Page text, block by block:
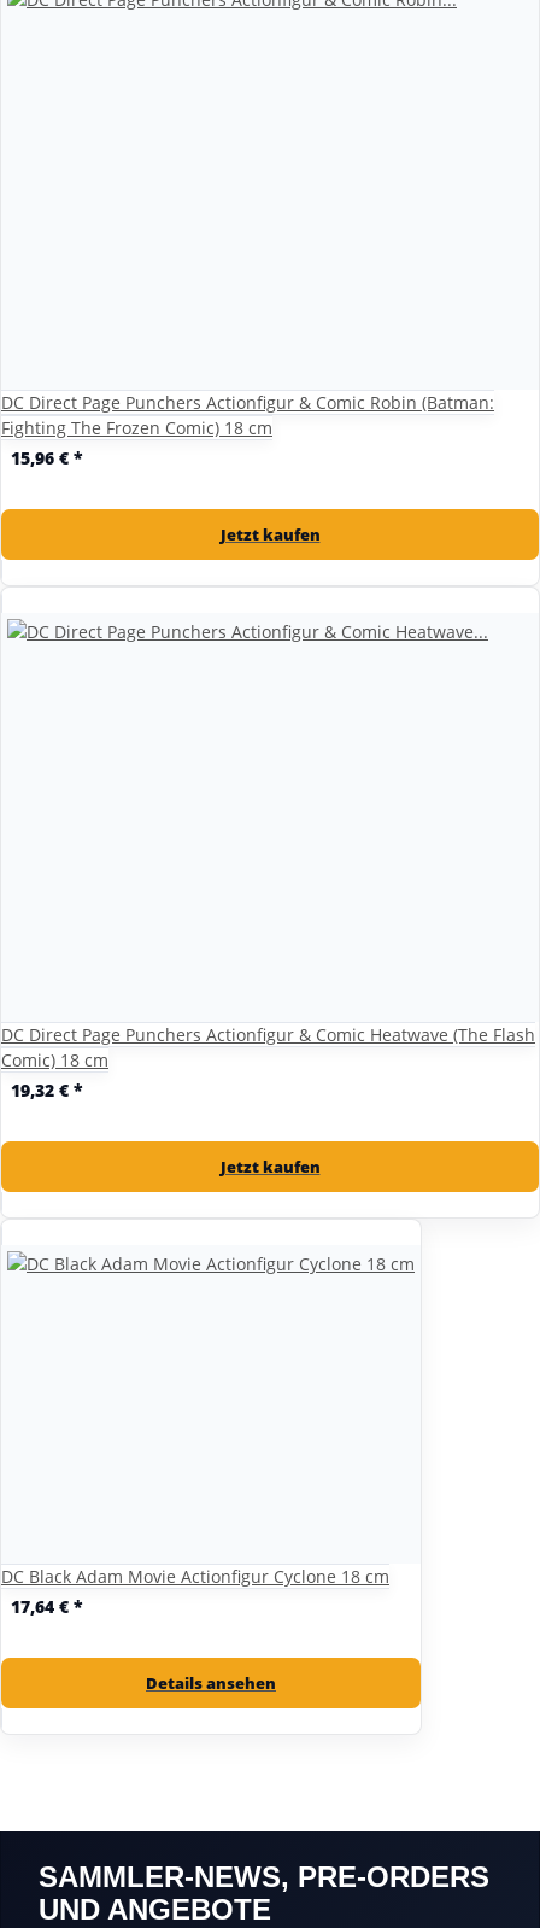
DC Direct Page Punchers Actionfigur & Comic Robin (Batman:
Fighting The Frozen Comic) 18 cm
15,96 € *
Jetzt kaufen
DC Direct Page Punchers Actionfigur & Comic Heatwave (The Flash
Comic) 18 cm
19,32 € *
Jetzt kaufen
DC Black Adam Movie Actionfigur Cyclone 18 cm
17,64 € *
Details ansehen
SAMMLER-NEWS, PRE-ORDERS
UND ANGEBOTE